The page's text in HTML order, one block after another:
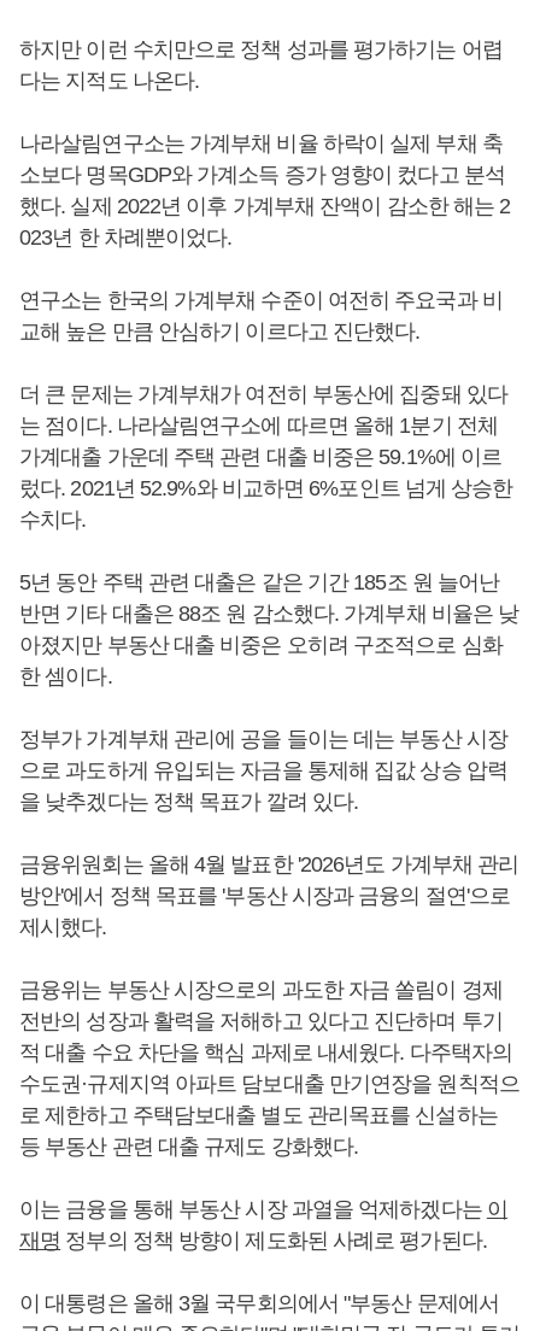
하지만 이런 수치만으로 정책 성과를 평가하기는 어렵
다는 지적도 나온다.
나라살림연구소는 가계부채 비율 하락이 실제 부채 축
소보다 명목GDP와 가계소득 증가 영향이 컸다고 분석
했다. 실제 2022년 이후 가계부채 잔액이 감소한 해는 2
023년 한 차례뿐이었다.
연구소는 한국의 가계부채 수준이 여전히 주요국과 비
교해 높은 만큼 안심하기 이르다고 진단했다.
더 큰 문제는 가계부채가 여전히 부동산에 집중돼 있다
는 점이다. 나라살림연구소에 따르면 올해 1분기 전체
가계대출 가운데 주택 관련 대출 비중은 59.1%에 이르
렀다. 2021년 52.9%와 비교하면 6%포인트 넘게 상승한
수치다.
5년 동안 주택 관련 대출은 같은 기간 185조 원 늘어난
반면 기타 대출은 88조 원 감소했다. 가계부채 비율은 낮
아졌지만 부동산 대출 비중은 오히려 구조적으로 심화
한 셈이다.
정부가 가계부채 관리에 공을 들이는 데는 부동산 시장
으로 과도하게 유입되는 자금을 통제해 집값 상승 압력
을 낮추겠다는 정책 목표가 깔려 있다.
금융위원회는 올해 4월 발표한 '2026년도 가계부채 관리
방안'에서 정책 목표를 '부동산 시장과 금융의 절연'으로
제시했다.
금융위는 부동산 시장으로의 과도한 자금 쏠림이 경제
전반의 성장과 활력을 저해하고 있다고 진단하며 투기
적 대출 수요 차단을 핵심 과제로 내세웠다. 다주택자의
수도권·규제지역 아파트 담보대출 만기연장을 원칙적으
로 제한하고 주택담보대출 별도 관리목표를 신설하는
등 부동산 관련 대출 규제도 강화했다.
이는 금융을 통해 부동산 시장 과열을 억제하겠다는 이
재명 정부의 정책 방향이 제도화된 사례로 평가된다.
이 대통령은 올해 3월 국무회의에서 "부동산 문제에서